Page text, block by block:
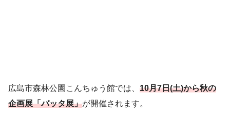
広島市森林公園こんちゅう館では、 10月7日(土)から秋の
企画展「バッタ展」が開催されます。